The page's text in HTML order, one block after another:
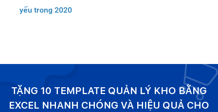
yếu trong 2020
TẶNG 10 TEMPLATE QUẢN LÝ KHO BẰNG
EXCEL NHANH CHÓNG VÀ HIỆU QUẢ CHO